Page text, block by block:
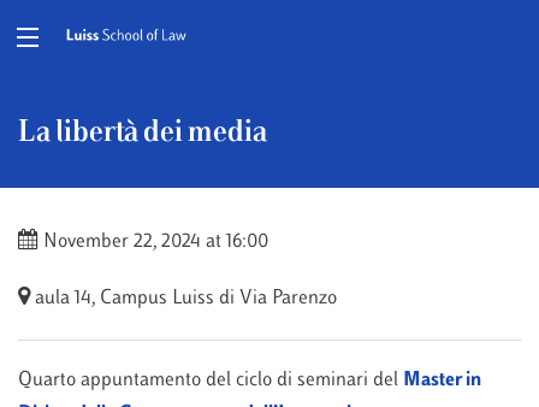
La libertà dei media
November 22, 2024 at 16:00
aula 14, Campus Luiss di Via Parenzo
Quarto appuntamento del ciclo di seminari del Master in